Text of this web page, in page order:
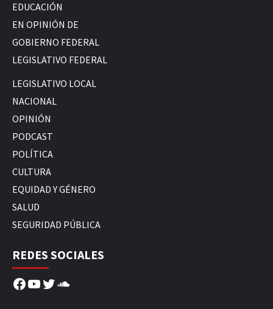
EDUCACIÓN
EN OPINIÓN DE
GOBIERNO FEDERAL
LEGISLATIVO FEDERAL
LEGISLATIVO LOCAL
NACIONAL
OPINIÓN
PODCAST
POLÍTICA
CULTURA
EQUIDAD Y GÉNERO
SALUD
SEGURIDAD PÚBLICA
REDES SOCIALES
Facebook
YouTube
Twitter
SoundCloud